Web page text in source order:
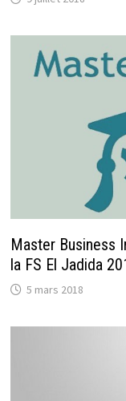
Master Business
la FS El Jadida
5 mars 2018